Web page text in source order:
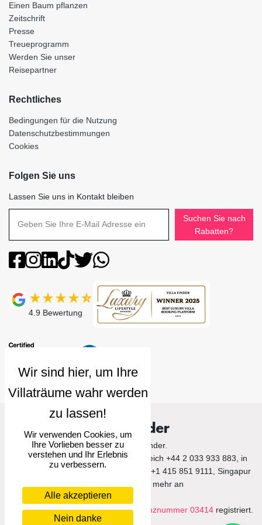
Einen Baum pflanzen
Zeitschrift
Presse
Treueprogramm
Werden Sie unser
Reisepartner
Rechtliches
Bedingungen für die Nutzung
Datenschutzbestimmungen
Cookies
Folgen Sie uns
Lassen Sie uns in Kontakt bleiben
Suchen Sie nach
Rabatten?
4.9 Bewertung
Villa Finder
© 2026 Villa Finder.
Rufen Sie uns im Vereinigten Königreich +44 2 033 933 883, in
den Vereinigten Staaten von Amerika +1 415 851 9111, Singapur
+65 3105 1190 und mehr an
Villa Finder Pte. Ltd. ist unter derLizenznummer 03414 registriert.
Wir verwenden Cookies, um
Ihre Vorlieben besser zu
verstehen und Ihr Erlebnis
zu verbessern.
Alle akzeptieren
Nein danke